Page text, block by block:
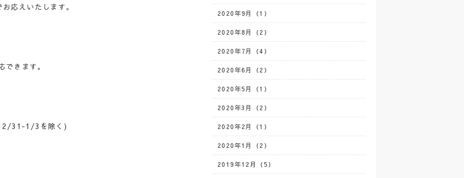
応えいたします。
きます。
31-1/3を除く)
2020年9月（1）
2020年8月（2）
2020年7月（4）
2020年6月（2）
2020年5月（1）
2020年3月（2）
2020年2月（1）
2020年1月（2）
2019年12月（5）